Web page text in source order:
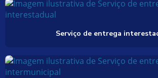
Serviço de entrega